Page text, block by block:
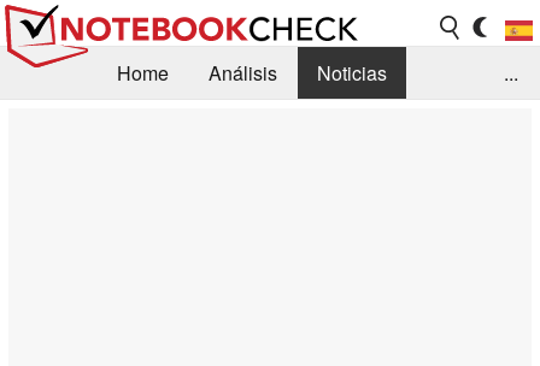
Home Análisis
Noticias
...